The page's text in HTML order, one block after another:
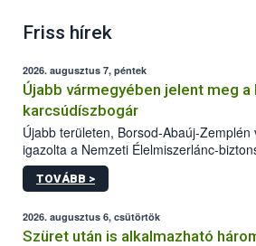
Friss hírek
2026. augusztus 7, péntek
Újabb vármegyében jelent meg
karcsúdíszbogár
Újabb területen, Borsod-Abaúj-Zemplén
igazolta a Nemzeti Élelmiszerlánc-
kőrisrontó karcsúdíszbogár (Agrilus
kártevőt nem csak színcsapdában
az intenzív felderítést, emellett az
hatósággal is összehangolják a terjedés
TOVÁBB >
2026. augusztus 6, csütörtök
Szüret után is alkalmazható